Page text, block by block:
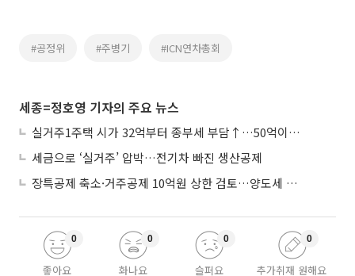
#공정위 #주병기 #ICN연차총회
세종=정호영 기자의 주요 뉴스
실거주1주택 시가 32억부터 종부세 부담↑…50억이면 454→979만원
세금으로 ‘실거주’ 압박…전기차 빠진 생산공제
장특공제 축소·거주공제 10억원 상한 검토…양도세 실거주 중심 개편
좋아요
0
화나요
0
슬퍼요
0
추가취재 원해요
0